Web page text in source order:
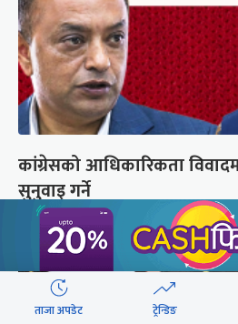
कांग्रेसको आधिकारिकता
सुनुवाइ गर्ने
ताजा अपडेट ट्रेन्डिङ